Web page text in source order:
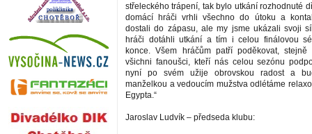
střeleckého trápení, tak bylo utkání rozhodnuté
domácí hráči vrhli všechno do útoku a
dostali do zápasu, ale my jsme ukázali svoji
hráči dotáhli utkání a tím i celou finálovou
konce. Všem hráčům patří poděkovat,
všichni fanoušci, kteří nás celou sezónu
nyní po svém užije obrovskou radost a
manželkou a vedoucím mužstva odlétáme
Egypta.“
Jaroslav Ludvík – předseda klubu: